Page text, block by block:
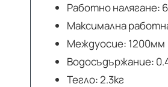
Работно налягане:
Максимална
Междуосие: 1200мм
Водосъдържание:
Тегло: 2.3кг